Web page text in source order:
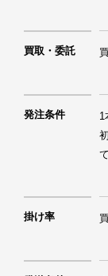
買取・委託
発注条件
1
掛け率